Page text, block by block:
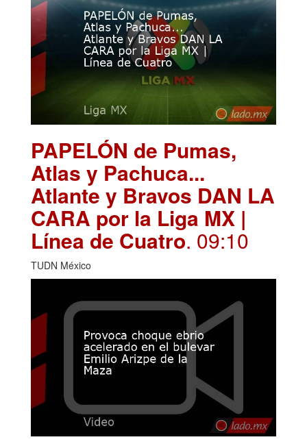
PAPELÓN de Pumas,
Atlas y Pachuca...
Atlante y Bravos DAN LA
CARA por la Liga MX |
Línea de Cuatro. 09:10
TUDN México